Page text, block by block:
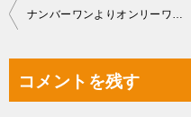
投
ビ
ナンバーワンよりオンリーワンでなきゃいけない理由を知れば【生き方】も【稼ぎ方】も変わり始める
コメントを残す